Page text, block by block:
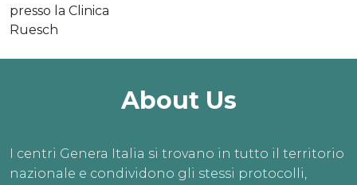
presso la Clinica
Ruesch
About Us
I centri Genera Italia si trovano in tutto il territorio
nazionale e condividono gli stessi protocolli,